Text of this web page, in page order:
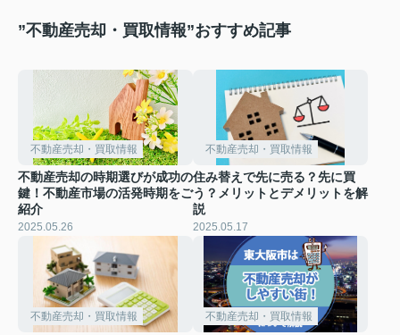
”不動産売却・買取情報”おすすめ記事
不動産売却・買取情報
不動産売却の時期選びが成功の
鍵！不動産市場の活発時期をご
紹介
2025.05.26
不動産売却・買取情報
住み替えで先に売る？先に買
う？メリットとデメリットを解
説
2025.05.17
不動産売却・買取情報 不動産売却・買取情報